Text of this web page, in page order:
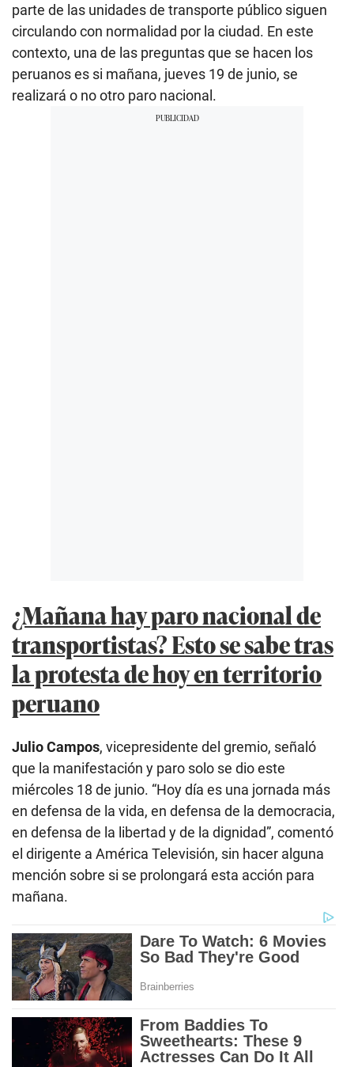
parte de las unidades de transporte público siguen
circulando con normalidad por la ciudad. En este
contexto, una de las preguntas que se hacen los
peruanos es si mañana, jueves 19 de junio, se
realizará o no otro paro nacional.
¿Mañana hay paro nacional de
transportistas? Esto se sabe tras
la protesta de hoy en territorio
peruano
Julio Campos, vicepresidente del gremio, señaló
que la manifestación y paro solo se dio este
miércoles 18 de junio. “Hoy día es una jornada más
en defensa de la vida, en defensa de la democracia,
en defensa de la libertad y de la dignidad”, comentó
el dirigente a América Televisión, sin hacer alguna
mención sobre si se prolongará esta acción para
mañana.